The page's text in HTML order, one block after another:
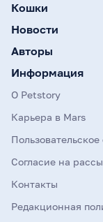
Кошки
Новости
Авторы
Информация
О Petstory
Карьера в Mars
Согласие на
Контакты
Редакционная